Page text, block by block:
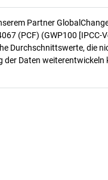
Partner
(PCF) (GWP100 [IPCC-
Durchschnittswerte, die
der Daten weiterentwickeln